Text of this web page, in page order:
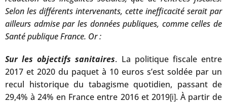
Selon les différents intervenants, cette inefficacité serait par
ailleurs admise par les données publiques, comme celles de
Santé publique France. Or :
Sur les objectifs sanitaires. La politique fiscale entre
2017 et 2020 du paquet à 10 euros s’est soldée par un
recul historique du tabagisme quotidien, passant de
29,4% à 24% en France entre 2016 et 2019[i]. À partir de